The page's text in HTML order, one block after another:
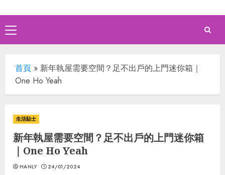
Primary
Menu
首頁 » 新年執屋需要空間？足不出戶的上門迷你箱｜
One Ho Yeah
生活貼士
新年執屋需要空間？足不出戶的上門迷你箱
｜One Ho Yeah
HANLY 24/01/2024